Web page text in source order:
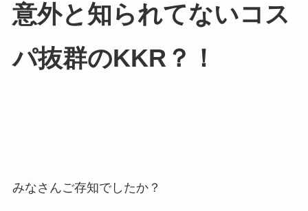
意外と知られてないコス
パ抜群のKKR？！
みなさんご存知でしたか？